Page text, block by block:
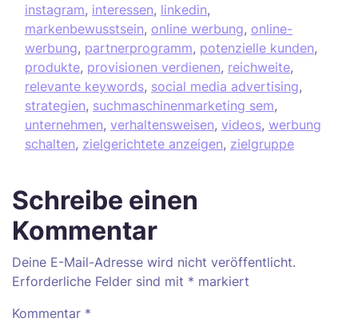
instagram, interessen, linkedin,
markenbewusstsein, online werbung, online-
werbung, partnerprogramm, potenzielle kunden,
produkte, provisionen verdienen, reichweite,
relevante keywords, social media advertising,
strategien, suchmaschinenmarketing sem,
unternehmen, verhaltensweisen, videos, werbung
schalten, zielgerichtete anzeigen, zielgruppe
Schreibe einen
Kommentar
Deine E-Mail-Adresse wird nicht veröffentlicht.
Erforderliche Felder sind mit * markiert
Kommentar *